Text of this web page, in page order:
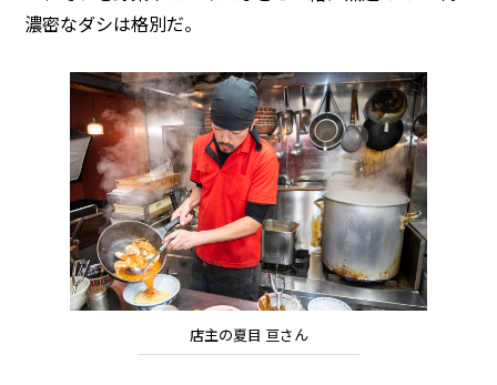
濃密なダシは格別だ。
店主の夏目 亘さん